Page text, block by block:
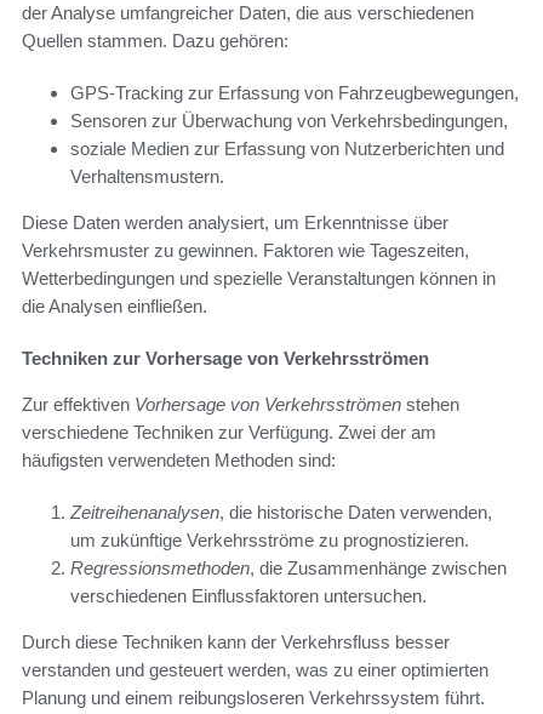
der Analyse umfangreicher Daten, die aus verschiedenen
Quellen stammen. Dazu gehören:
GPS-Tracking zur Erfassung von Fahrzeugbewegungen,
Sensoren zur Überwachung von Verkehrsbedingungen,
soziale Medien zur Erfassung von Nutzerberichten und
Verhaltensmustern.
Diese Daten werden analysiert, um Erkenntnisse über
Verkehrsmuster zu gewinnen. Faktoren wie Tageszeiten,
Wetterbedingungen und spezielle Veranstaltungen können in
die Analysen einfließen.
Techniken zur Vorhersage von Verkehrsströmen
Zur effektiven Vorhersage von Verkehrsströmen stehen
verschiedene Techniken zur Verfügung. Zwei der am
häufigsten verwendeten Methoden sind:
Zeitreihenanalysen, die historische Daten verwenden,
um zukünftige Verkehrsströme zu prognostizieren.
Regressionsmethoden, die Zusammenhänge zwischen
verschiedenen Einflussfaktoren untersuchen.
Durch diese Techniken kann der Verkehrsfluss besser
verstanden und gesteuert werden, was zu einer optimierten
Planung und einem reibungsloseren Verkehrssystem führt.